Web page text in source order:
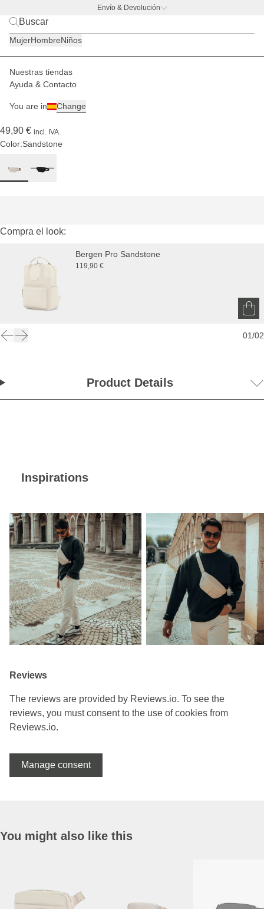
Envío & Devolución
MujerHombreNiños
Nuestras tiendas
Ayuda & Contacto
You are in Change
Mujer Bolsos Sveg
49,90 € incl. IVA.
Color:Sandstone
Compra el look:
Bergen Pro Sandstone
119,90 €
01/02
Product Details
Inspirations
Reviews
The reviews are provided by Reviews.io. To see the
reviews, you must consent to the use of cookies from
Reviews.io.
Manage consent
You might also like this